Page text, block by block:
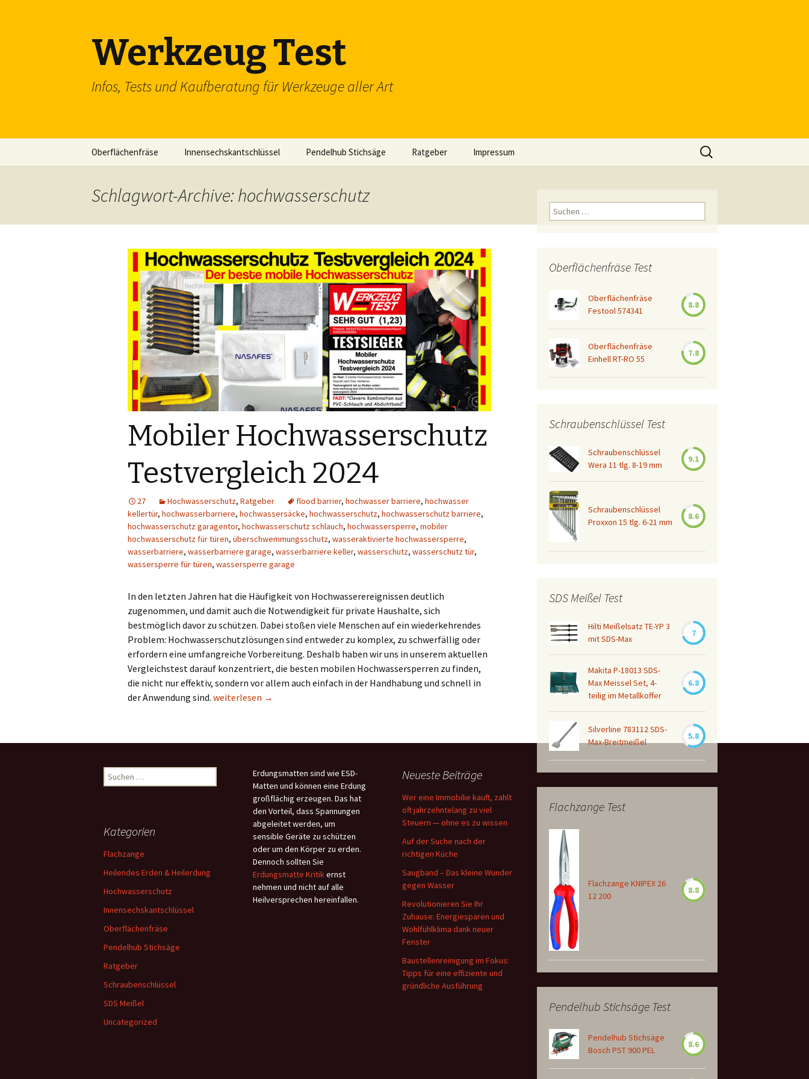
Werkzeug Test
Infos, Tests und Kaufberatung für Werkzeuge aller Art
Oberflächenfräse Innensechskantschlüssel Pendelhub Stichsäge Ratgeber Impressum
Suchen
nach:
Schlagwort-Archive: hochwasserschutz
Mobiler Hochwasserschutz
Testvergleich 2024
27 Hochwasserschutz, Ratgeber flood barrier, hochwasser barriere, hochwasser
kellertür, hochwasserbarriere, hochwassersäcke, hochwasserschutz, hochwasserschutz barriere,
hochwasserschutz garagentor, hochwasserschutz schlauch, hochwassersperre, mobiler
hochwasserschutz für türen, überschwemmungsschutz, wasseraktivierte hochwassersperre,
wasserbarriere, wasserbarriere garage, wasserbarriere keller, wasserschutz, wasserschutz tür,
wassersperre für türen, wassersperre garage
In den letzten Jahren hat die Häufigkeit von Hochwasserereignissen deutlich
zugenommen, und damit auch die Notwendigkeit für private Haushalte, sich
bestmöglich davor zu schützen. Dabei stoßen viele Menschen auf ein wiederkehrendes
Problem: Hochwasserschutzlösungen sind entweder zu komplex, zu schwerfällig oder
erfordern eine umfangreiche Vorbereitung. Deshalb haben wir uns in unserem aktuellen
Vergleichstest darauf konzentriert, die besten mobilen Hochwassersperren zu finden,
die nicht nur effektiv, sondern vor allem auch einfach in der Handhabung und schnell in
der Anwendung sind. Mobiler Hochwasserschutz Testvergleich 2024
weiterlesen →
Suchen
nach:
Oberflächenfräse Test
Oberflächenfräse
Festool 574341
8.8
Oberflächenfräse
Einhell RT-RO 55
7.8
Schraubenschlüssel Test
Schraubenschlüssel
Wera 11 tlg. 8-19 mm
9.1
Schraubenschlüssel
Proxxon 15 tlg. 6-21 mm
8.6
SDS Meißel Test
Hilti Meißelsatz TE-YP 3
mit SDS-Max
7
Makita P-18013 SDS-
Max Meissel Set, 4-
teilig im Metallkoffer
6.8
Silverline 783112 SDS-
Max-Breitmeißel
5.8
Flachzange Test
Flachzange KNIPEX 26
12 200
8.8
Pendelhub Stichsäge Test
Pendelhub Stichsäge
Bosch PST 900 PEL
8.6
Suchen
nach:
Erdungsmatten sind wie ESD-
Matten und können eine Erdung
großflächig erzeugen. Das hat
den Vorteil, dass Spannungen
abgeleitet werden, um
sensible Geräte zu schützen
oder um den Körper zu erden.
Dennoch sollten Sie
Erdungsmatte Kritikernst
nehmen und nicht auf alle
Heilversprechen hereinfallen.
Neueste Beiträge
Wer eine Immobilie kauft, zahlt
oft jahrzehntelang zu viel
Steuern — ohne es zu wissen
Auf der Suche nach der
richtigen Küche
Saugband – Das kleine Wunder
gegen Wasser
Revolutionieren Sie Ihr
Zuhause: Energiesparen und
Wohlfühlklima dank neuer
Fenster
Baustellenreinigung im Fokus:
Tipps für eine effiziente und
gründliche Ausführung
Kategorien
Flachzange
Heilendes Erden & Heilerdung
Hochwasserschutz
Innensechskantschlüssel
Oberflächenfräse
Pendelhub Stichsäge
Ratgeber
Schraubenschlüssel
SDS Meißel
Uncategorized